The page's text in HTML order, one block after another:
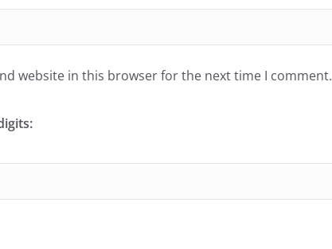
website in this browser for the next time I comment.